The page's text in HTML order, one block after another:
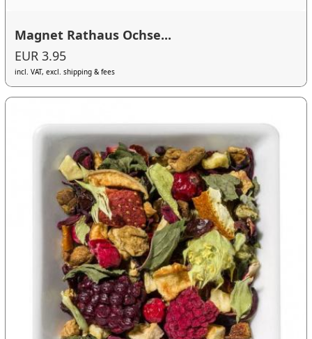
Magnet Rathaus Ochse...
EUR 3.95
incl. VAT, excl. shipping & fees